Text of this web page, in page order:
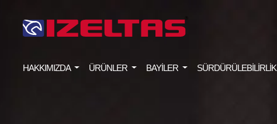
HAKKIMIZDA ÜRÜNLER BAYİLER SÜRDÜRÜLEBİLİRLİK